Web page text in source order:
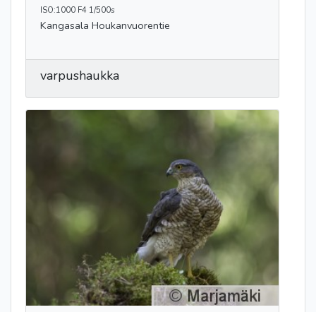
ISO:1000 F4 1/500s
Kangasala Houkanvuorentie
varpushaukka